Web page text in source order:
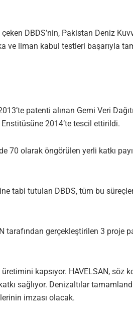
DBDS’nin, Pakistan Deniz
ve liman kabul testleri başarıyla
patenti alınan Gemi Veri
2014’te tescil ettirildi.
70 olarak öngörülen yerli katkı
tabi tutulan DBDS, tüm bu
tarafından gerçekleştirilen 3 proje
kapsıyor. HAVELSAN, söz
sağlıyor. Denizaltılar
imzası olacak.